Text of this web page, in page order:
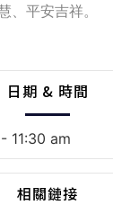
、平安吉祥。
日期 & 時間
- 11:30 am
相關鏈接